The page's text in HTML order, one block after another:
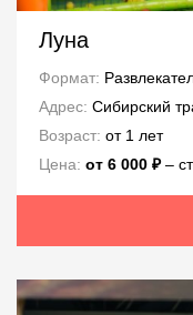
Луна
Формат:
Адрес: Сибирский
Возраст: от 1 лет
Цена: от 6 000 ₽‒